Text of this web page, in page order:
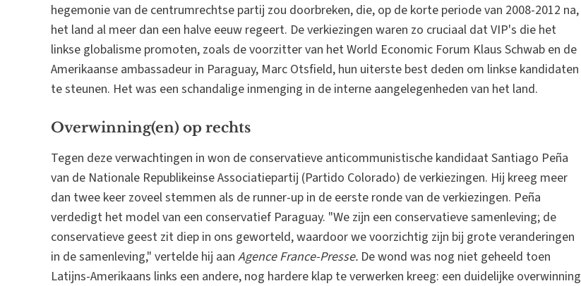
hegemonie van de centrumrechtse partij zou doorbreken, die, op de korte periode van 2008-2012 na,
het land al meer dan een halve eeuw regeert. De verkiezingen waren zo cruciaal dat VIP's die het
linkse globalisme promoten, zoals de voorzitter van het World Economic Forum Klaus Schwab en de
Amerikaanse ambassadeur in Paraguay, Marc Otsfield, hun uiterste best deden om linkse kandidaten
te steunen. Het was een schandalige inmenging in de interne aangelegenheden van het land.
Overwinning(en) op rechts
Tegen deze verwachtingen in won de conservatieve anticommunistische kandidaat Santiago Peña
van de Nationale Republikeinse Associatiepartij (Partido Colorado) de verkiezingen. Hij kreeg meer
dan twee keer zoveel stemmen als de runner-up in de eerste ronde van de verkiezingen. Peña
verdedigt het model van een conservatief Paraguay. "We zijn een conservatieve samenleving; de
conservatieve geest zit diep in ons geworteld, waardoor we voorzichtig zijn bij grote veranderingen
in de samenleving," vertelde hij aan Agence France-Presse. De wond was nog niet geheeld toen
Latijns-Amerikaans links een andere, nog hardere klap te verwerken kreeg: een duidelijke overwinning